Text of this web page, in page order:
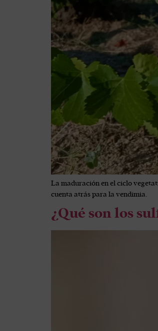
La maduración en el ciclo
cuenta atrás para la vendimia.
¿Qué son los